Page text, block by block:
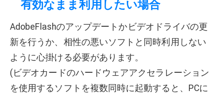
有効なまま利用したい場合
AdobeFlashのアップデートかビデオドライバの更
新を行うか、相性の悪いソフトと同時利用しない
ように心掛ける必要があります。
(ビデオカードのハードウェアアクセラレーション
を使用するソフトを複数同時に起動すると、PCに